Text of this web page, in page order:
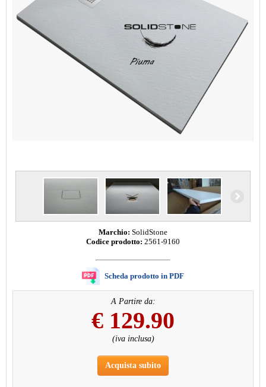
Marchio: SolidStone
Codice prodotto: 2561-9160
Scheda prodotto in PDF
A Partire da:
€ 129.90
(iva inclusa)
Acquista subito